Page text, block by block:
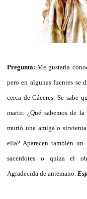
Pregunta:Me gustaría
pero en algunas fuentes se
cerca de Cáceres. Se sabe
martir. ¿Qué sabemos de
murió una amiga o
ella? Aparecen también
sacerdotes o quiza el
Agradecida de antemano.